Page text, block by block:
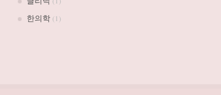
한의학(1)